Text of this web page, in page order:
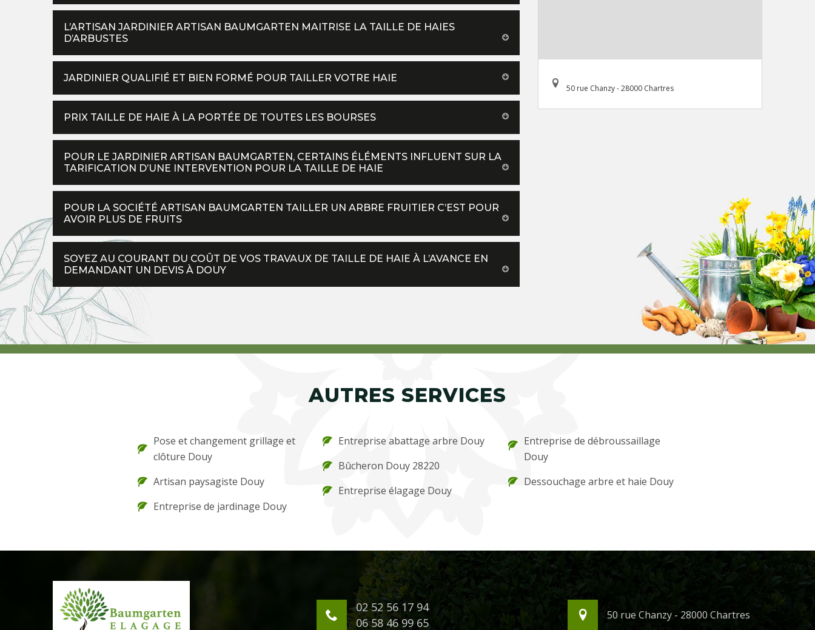
L’ARTISAN JARDINIER ARTISAN BAUMGARTEN MAITRISE LA TAILLE DE HAIES
D’ARBUSTES
JARDINIER QUALIFIÉ ET BIEN FORMÉ POUR TAILLER VOTRE HAIE
PRIX TAILLE DE HAIE À LA PORTÉE DE TOUTES LES BOURSES
POUR LE JARDINIER ARTISAN BAUMGARTEN, CERTAINS ÉLÉMENTS INFLUENT SUR LA
TARIFICATION D’UNE INTERVENTION POUR LA TAILLE DE HAIE
POUR LA SOCIÉTÉ ARTISAN BAUMGARTEN TAILLER UN ARBRE FRUITIER C’EST POUR
AVOIR PLUS DE FRUITS
SOYEZ AU COURANT DU COÛT DE VOS TRAVAUX DE TAILLE DE HAIE À L’AVANCE EN
DEMANDANT UN DEVIS À DOUY
50 rue Chanzy - 28000 Chartres
AUTRES SERVICES
Pose et changement grillage et
clôture Douy
Artisan paysagiste Douy
Entreprise de jardinage Douy
Entreprise abattage arbre Douy
Bûcheron Douy 28220
Entreprise élagage Douy
Entreprise de débroussaillage
Douy
Dessouchage arbre et haie Douy
02 52 56 17 94
06 58 46 99 65
50 rue Chanzy - 28000 Chartres